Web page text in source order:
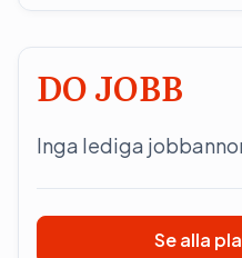
DO JOBB
Inga lediga
Se alla